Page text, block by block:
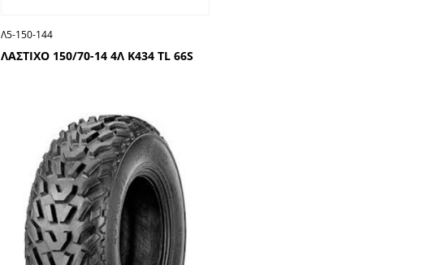
ΛΑΣΤΙΧΟ 150/70-14 4Λ Κ434 TL 66S
Λ5-150-144